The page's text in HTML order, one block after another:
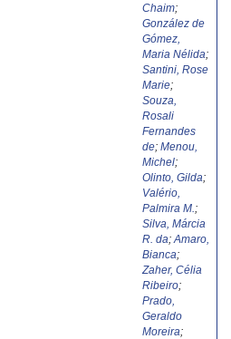
Chaim;
González de
Gómez,
Maria Nélida;
Santini, Rose
Marie;
Souza,
Rosali
Fernandes
de; Menou,
Michel;
Olinto, Gilda;
Valério,
Palmira M. ;
Silva, Márcia
R. da; Amaro,
Bianca;
Zaher, Célia
Ribeiro;
Prado,
Geraldo
Moreira;